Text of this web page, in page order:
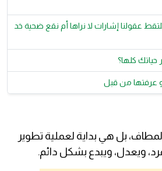
عقولنا إشارات لا نراها أم نقع ضحية خد
حياتك كلها؟
بل هي بداية لعملية تطوير
ويعدل، ويبدع بشكل دائم.